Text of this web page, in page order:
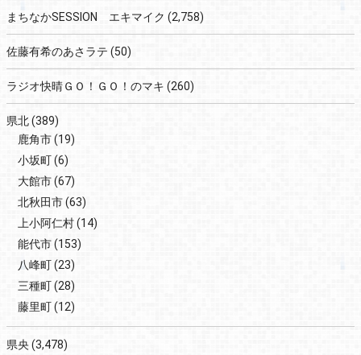
まちなかSESSION エキマイク (2,758)
佐藤有希のあさラテ (50)
ラジオ快晴ＧＯ！ＧＯ！のマキ (260)
県北(389)
鹿角市(19)
小坂町(6)
大館市(67)
北秋田市(63)
上小阿仁村(14)
能代市(153)
八峰町(23)
三種町(28)
藤里町(12)
県央(3,478)